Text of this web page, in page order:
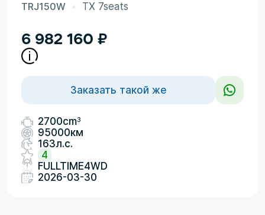
TRJ150W TX 7seats
6 982 160 ₽
Заказать такой же
2700cm3
95000км
163л.с.
4
FULLTIME4WD
2026-03-30